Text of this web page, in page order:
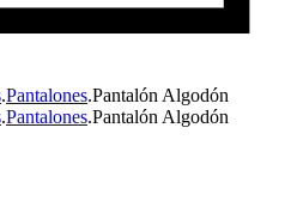
.Pantalones.Pantalón Algodón
.Pantalones.Pantalón Algodón